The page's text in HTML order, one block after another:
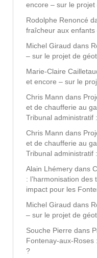
encore – sur le
Rodolphe Renoncé
fraîcheur aux
Michel Giraud dans
– sur le projet de
Marie-Claire
et encore – sur le
Chris Mann dans
et de chaufferie au
Tribunal administratif
Chris Mann dans
et de chaufferie au
Tribunal administratif
Alain Lhémery dans
: l’harmonisation
impact pour les
Michel Giraud dans
– sur le projet de
Souche Pierre dans
Fontenay-aux-
?